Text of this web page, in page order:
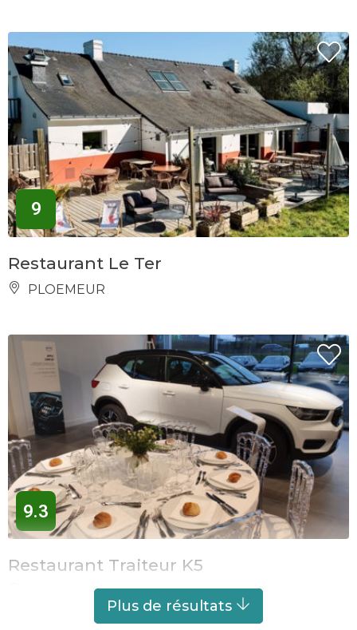
9
Restaurant Le Ter
PLOEMEUR
9.3
Restaurant Traiteur K5
Plus de résultats